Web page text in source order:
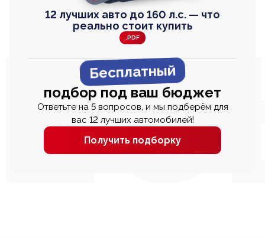
12 лучших авто до 160 л.с. — что
реально стоит купить
.PDF
Бесплатный
подбор под ваш бюджет
Ответьте на 5 вопросов, и мы подберём для
вас 12 лучших автомобилей!
Получить подборку